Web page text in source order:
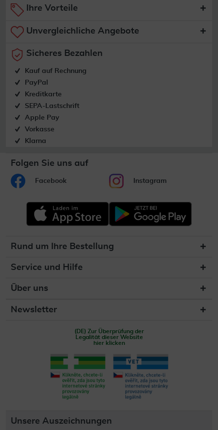
Ihre Vorteile
Unvergleichliche Angebote
Sicheres Bezahlen
Kauf auf Rechnung
PayPal
Kreditkarte
SEPA-Lastschrift
Apple Pay
Vorkasse
Klarna
Folgen Sie uns auf
Facebook Instagram
Rund um Ihre Bestellung
Service und Hilfe
Über uns
Newsletter
(DE) Zur Überprüfung der
Legalität dieser Website
hier klicken
Unsere Auszeichnungen